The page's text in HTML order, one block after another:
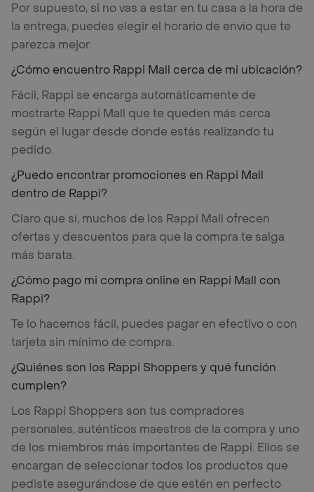
Por supuesto, si no vas a estar en tu casa a la hora de
la entrega, puedes elegir el horario de envío que te
parezca mejor.
¿Cómo encuentro Rappi Mall cerca de mi ubicación?
Fácil, Rappi se encarga automáticamente de
mostrarte Rappi Mall que te queden más cerca
según el lugar desde donde estás realizando tu
pedido.
¿Puedo encontrar promociones en Rappi Mall
dentro de Rappi?
Claro que sí, muchos de los Rappi Mall ofrecen
ofertas y descuentos para que la compra te salga
más barata.
¿Cómo pago mi compra online en Rappi Mall con
Rappi?
Te lo hacemos fácil, puedes pagar en efectivo o con
tarjeta sin mínimo de compra.
¿Quiénes son los Rappi Shoppers y qué función
cumplen?
Los Rappi Shoppers son tus compradores
personales, auténticos maestros de la compra y uno
de los miembros más importantes de Rappi. Ellos se
encargan de seleccionar todos los productos que
pediste asegurándose de que estén en perfecto